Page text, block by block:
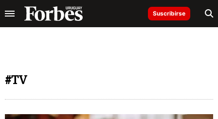
Suscribirse
#TV